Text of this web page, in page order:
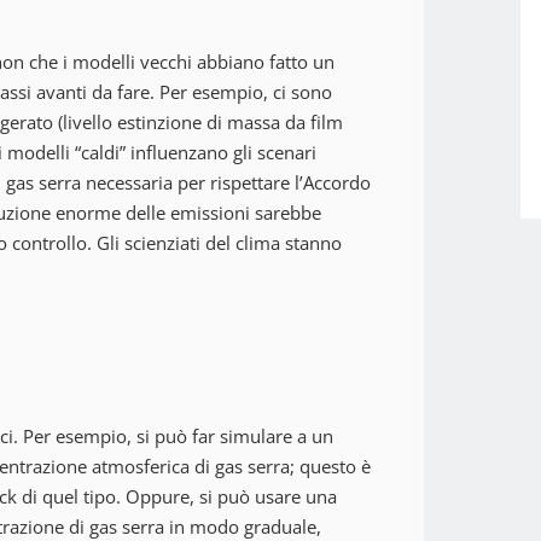
che i modelli vecchi abbiano fatto un
avanti da fare. Per esempio, ci sono
(livello estinzione di massa da film
“caldi” influenzano gli scenari
serra necessaria per rispettare l’Accordo
enorme delle emissioni sarebbe
Gli scienziati del clima stanno
Per esempio, si può far simulare a un
atmosferica di gas serra; questo è
di quel tipo. Oppure, si può usare una
di gas serra in modo graduale,